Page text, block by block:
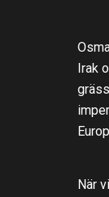
Irak
När